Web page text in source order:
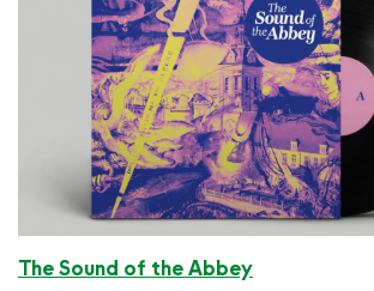
The Sound of the Abbey